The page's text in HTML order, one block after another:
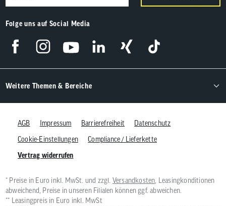
Folge uns auf Social Media
Weitere Themen & Bereiche
AGB Impressum Barrierefreiheit
Datenschutz
Cookie-Einstellungen
Compliance / Lieferkette
Vertrag widerrufen
* Preise in Euro inkl. MwSt. und zzgl. Versandkosten, Leasingkonditionen
abweichend, Preise in unseren Filialen können ggf. abweichen.
** Leasingpreis in Euro inkl. MwSt